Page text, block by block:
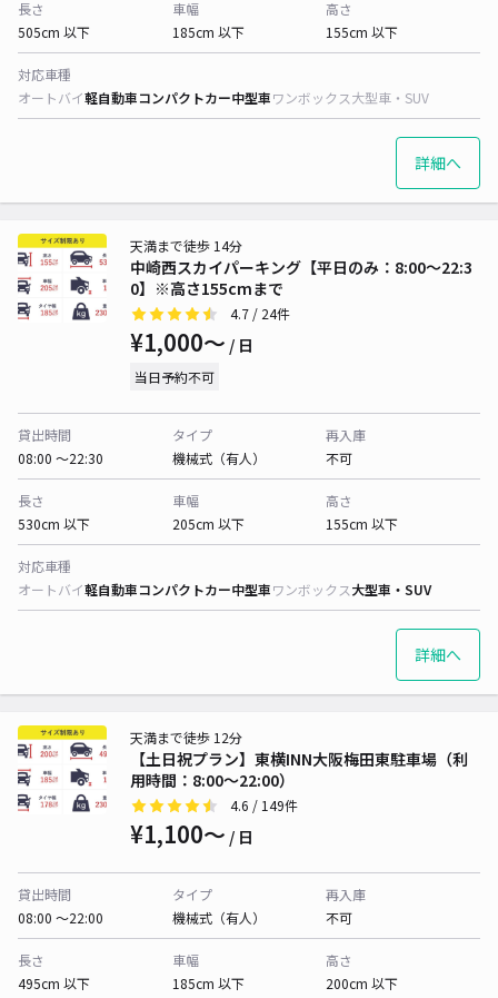
長さ
505cm 以下
車幅
185cm 以下
高さ
155cm 以下
対応車種
オートバイ軽自動車コンパクトカー中型車ワンボックス大型車・SUV
詳細へ
中崎西スカイパーキング【平日のみ：8:00～22:3
0】※高さ155cmまで
天満まで徒歩 14分
4.7 / 24件
¥1,000〜 / 日
当日予約不可
貸出時間
08:00 〜22:30
タイプ
機械式（有人）
再入庫
不可
長さ
530cm 以下
車幅
205cm 以下
高さ
155cm 以下
対応車種
オートバイ軽自動車コンパクトカー中型車ワンボックス大型車・SUV
詳細へ
【土日祝プラン】東横INN大阪梅田東駐車場（利
用時間：8:00～22:00）
天満まで徒歩 12分
4.6 / 149件
¥1,100〜 / 日
貸出時間
08:00 〜22:00
タイプ
機械式（有人）
再入庫
不可
長さ
495cm 以下
車幅
185cm 以下
高さ
200cm 以下